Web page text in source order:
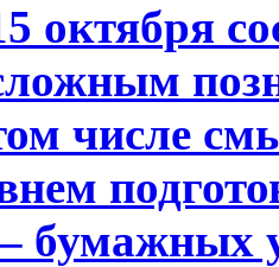
октября
числе
бумажных